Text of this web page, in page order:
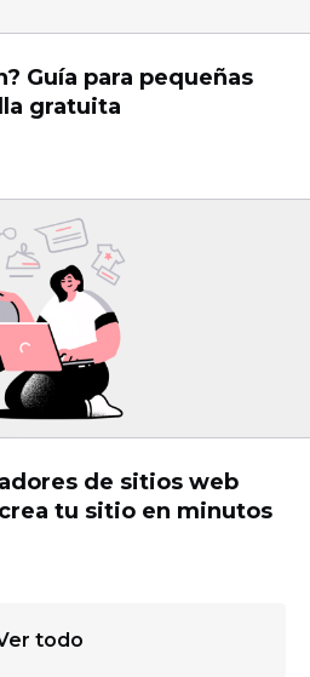
Guía para pequeñas
gratuita
de sitios web
tu sitio en minutos
todo